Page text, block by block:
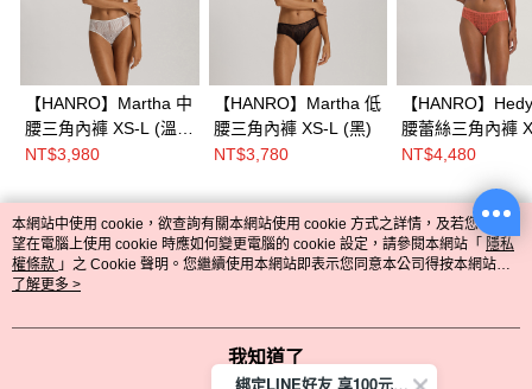
【HANRO】Martha 中
腰三角內褲 XS-L (溫暖
米)
NT$3,980
【HANRO】Martha 低
腰三角內褲 XS-L (黑)
NT$3,780
【HANRO】
腰蕾絲三角內褲
(杏黃橘)
NT$4,480
熱門標籤
本網站中使用 cookie，欲查詢有關本網站使用 cookie 方式之詳情，及若您不希
望在電腦上使用 cookie 時應如何變更電腦的 cookie 設定，請參閱本網站「 隱私
權條款 」之 Cookie 聲明。您繼續使用本網站即表示您同意本公司得按本網站使
用條款之 Cookie 聲明使用 cookie。
了解更多 >
我知道了
綁定LINE好友 享100元折價券